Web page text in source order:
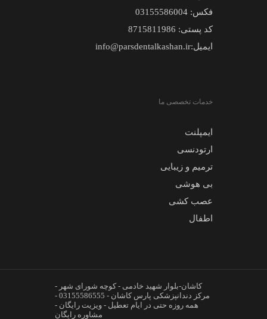
فکس: 03155586004
کد پستی: 8715811986
ایمیل:info@parsdentalkashan.ir
خدمات تخصصی ما
ایمپلنت
ارتودنسی
ترمیم و زیبایی
بی هوشی
عصب کشی
اطفال
کاشان-بلوار شهید خادمی - کوچه شورای شهر -
مرکز دندانپزشکی پارس کاشان - 03155586555 -
همه روزه حتی در ایام تعطیل - ویزیت رایگان -
مشاوره رایگان